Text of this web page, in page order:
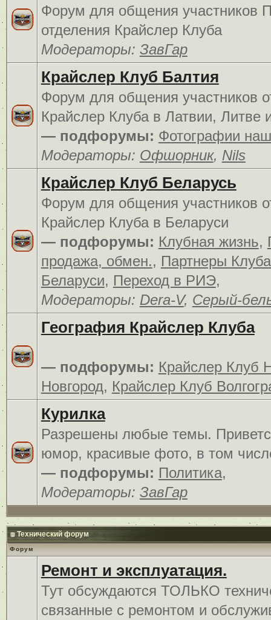
Форум для общения участников
отделения Крайслер Клуба
Модераторы: ЗавГар
Крайслер Клуб Балтия
Форум для общения участников
Крайслер Клуба в Латвии, Литве
— подфорумы: Фотографии
Модераторы: Офшорник, Nils
Крайслер Клуб Беларусь
Форум для общения участников
Крайслер Клуба в Беларуси
— подфорумы: Клубная жизнь,
продажа, обмен., Партнеры
Беларуси, Переход в РИЭ,
Модераторы: Dera-V, Серый-
География Крайслер Клуба
— подфорумы: Крайслер Клуб
Новгород, Крайслер Клуб
Курилка
Разрешены любые темы.
юмор, красивые фото, в том
— подфорумы: Политика,
Модераторы: ЗавГар
Технический форум
Форум
Ремонт и эксплуатация.
Тут обсуждаются ТОЛЬКО
связанные с ремонтом и